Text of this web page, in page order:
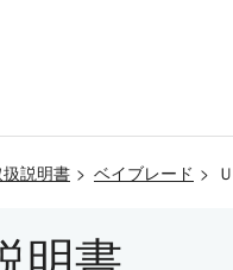
説明書 ベイブレード
明書